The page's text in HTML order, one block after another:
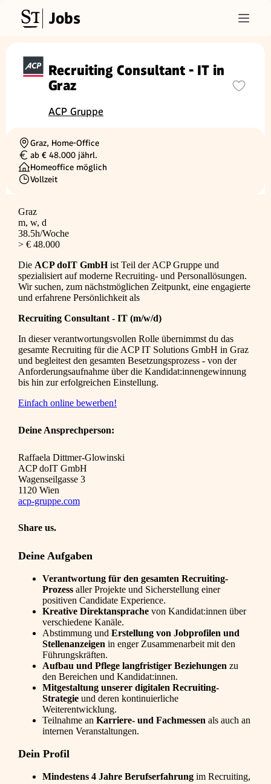
Jobs
Recruiting Consultant - IT in
Graz
ACP Gruppe
Ortschaft
Graz, Home-Office
Gehalt
ab € 48.000 jährl.
Homeoffice möglich
Beschäftigungsart
Vollzeit
Graz
m, w, d
38.5h/Woche
> € 48.000
Die ACP doIT GmbHist Teil der ACP Gruppe und
spezialisiert auf moderne Recruiting- und Personallösungen.
Wir suchen, zum nächstmöglichen Zeitpunkt, eine engagierte
und erfahrene Persönlichkeit als
Recruiting Consultant - IT (m/w/d)
In dieser verantwortungsvollen Rolle übernimmst du das
gesamte Recruiting für die ACP IT Solutions GmbH in Graz
und begleitest den gesamten Besetzungsprozess - von der
Anforderungsaufnahme über die Kandidat:innengewinnung
bis hin zur erfolgreichen Einstellung.
Einfach online bewerben!
Deine Ansprechperson:
Raffaela Dittmer-Glowinski
ACP doIT GmbH
Wagenseilgasse 3
1120 Wien
acp-gruppe.com
Share us.
Deine Aufgaben
Verantwortung für den gesamten Recruiting-
Prozess aller Projekte und Sicherstellung einer
positiven Candidate Experience.
Kreative Direktansprache von Kandidat:innen über
verschiedene Kanäle.
Abstimmung und Erstellung von Jobprofilen und
Stellenanzeigen in enger Zusammenarbeit mit den
Führungskräften.
Aufbau und Pflege langfristiger Beziehungen zu
den Bereichen und Kandidat:innen.
Mitgestaltung unserer digitalen Recruiting-
Strategie und deren kontinuierliche
Weiterentwicklung.
Teilnahme an Karriere- und Fachmessen als auch an
internen Veranstaltungen.
Dein Profil
Mindestens 4 Jahre Berufserfahrung im Recruiting,